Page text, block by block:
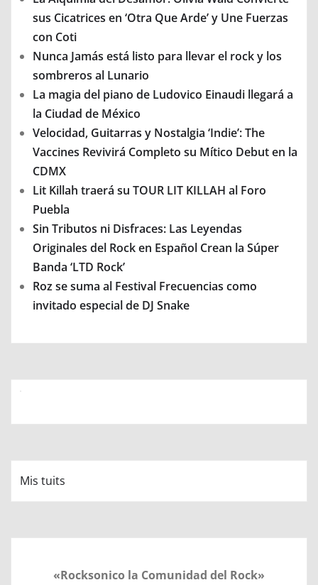
sus Cicatrices en ‘Otra Que Arde’ y Une Fuerzas
con Coti
Nunca Jamás está listo para llevar el rock y los
sombreros al Lunario
La magia del piano de Ludovico Einaudi llegará a
la Ciudad de México
Velocidad, Guitarras y Nostalgia ‘Indie’: The
Vaccines Revivirá Completo su Mítico Debut en la
CDMX
Lit Killah traerá su TOUR LIT KILLAH al Foro
Puebla
Sin Tributos ni Disfraces: Las Leyendas
Originales del Rock en Español Crean la Súper
Banda ‘LTD Rock’
Roz se suma al Festival Frecuencias como
invitado especial de DJ Snake
Mis tuits
«Rocksonico la Comunidad del Rock»